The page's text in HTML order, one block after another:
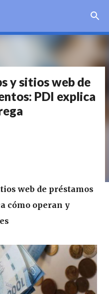
y sitios web de
PDI explica
web de préstamos
cómo operan y